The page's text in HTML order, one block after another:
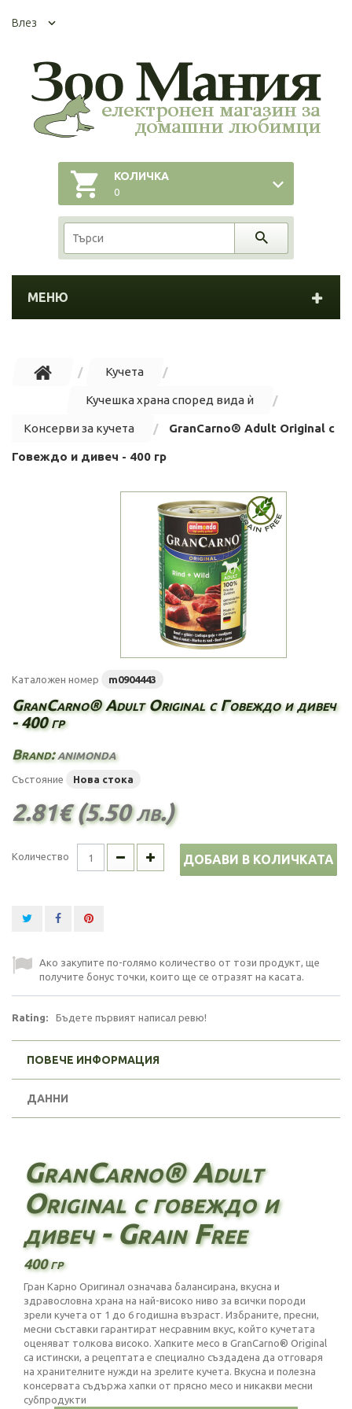
Влез
КОЛИЧКА
0
МЕНЮ
Кучета
Кучешка храна според вида ѝ
Консерви за кучета GranCarno® Adult Original с
Говеждо и дивеч - 400 гр
Каталожен номер m0904443
GranCarno® Adult Original с Говеждо и дивеч
- 400 гр
Brand:animonda
Състояние Нова стока
2.81€ (5.50 лв.)
Количество ДОБАВИ В КОЛИЧКАТА
Ако закупите по-голямо количество от този продукт, ще
получите бонус точки, които ще се отразят на касата.
Rating: Бъдете първият написал ревю!
ПОВЕЧЕ ИНФОРМАЦИЯ
ДАННИ
GranCarno® Adult
Original с говеждо и
дивеч - Grain Free
400 гр
Гран Карно Оригинал означава балансирана, вкусна и
здравословна храна на най-високо ниво за всички породи
зрели кучета от 1 до 6 годишна възраст. Избраните, пресни,
месни съставки гарантират несравним вкус, който кучетата
оценяват толкова високо. Хапките месо в GranCarno® Original
са истински, а рецептата е специално създадена да отговаря
на хранителните нужди на зрелите кучета. Вкусна и полезна
консервата съдържа хапки от прясно месо и никакви месни
субпродукти